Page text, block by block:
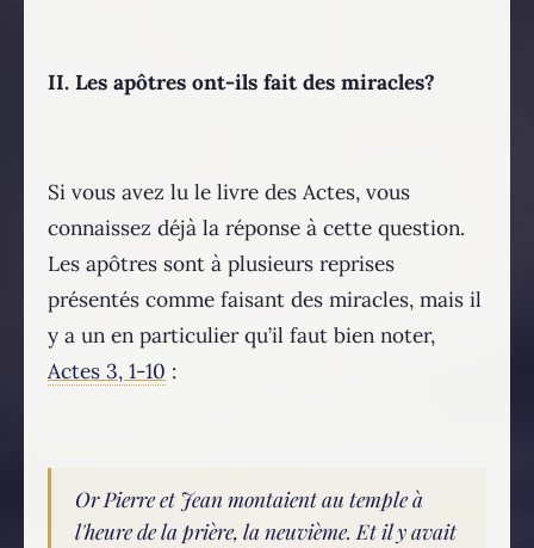
II. Les apôtres ont-ils fait des miracles?
Si vous avez lu le livre des Actes, vous
connaissez déjà la réponse à cette question.
Les apôtres sont à plusieurs reprises
présentés comme faisant des miracles, mais il
y a un en particulier qu’il faut bien noter,
Actes 3, 1-10 :
Or Pierre et Jean montaient au temple à
l'heure de la prière, la neuvième. Et il y avait